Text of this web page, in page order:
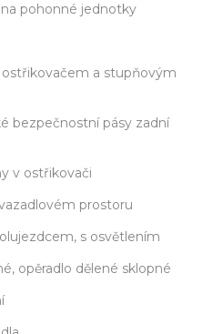
pohonné jednotky
ostřikovačem a stupňovým
bezpečnostní pásy zadní
v ostřikovači
prostoru
s osvětlením
opěradlo dělené sklopné